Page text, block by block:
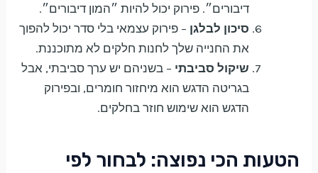
דיבורים״. פירוק יכול להיות ״המון דיבורים״.
סיכון לבלגן – פירוק עצמאי בלי סדר יכול להפוך
את החנייה שלך לחנות חלקים לא מתוכננת.
שיקול סביבתי – בשניהם יש ערך סביבתי, אבל
בגריטה הדגש הוא מיחזור חומרים, ובפירוק
הדגש הוא שימוש חוזר בחלקים.
הטעות הכי נפוצה: לבחור לפי